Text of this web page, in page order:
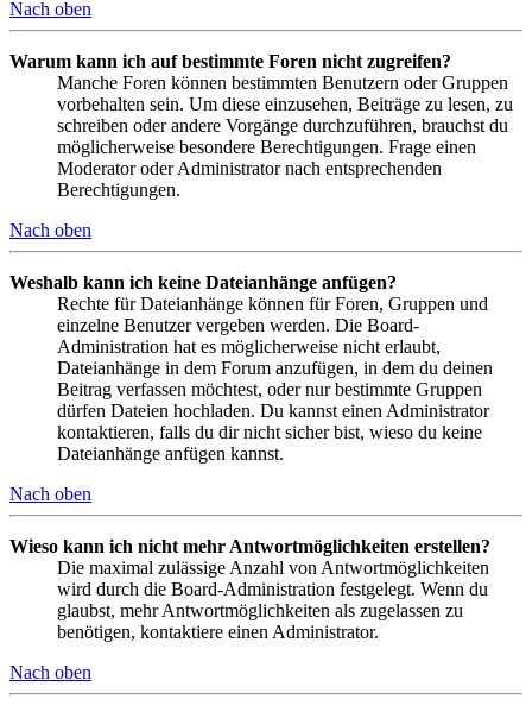
Nach oben
Warum kann ich auf bestimmte Foren nicht zugreifen?
Manche Foren können bestimmten Benutzern oder Gruppen
vorbehalten sein. Um diese einzusehen, Beiträge zu lesen, zu
schreiben oder andere Vorgänge durchzuführen, brauchst du
möglicherweise besondere Berechtigungen. Frage einen
Moderator oder Administrator nach entsprechenden
Berechtigungen.
Nach oben
Weshalb kann ich keine Dateianhänge anfügen?
Rechte für Dateianhänge können für Foren, Gruppen und
einzelne Benutzer vergeben werden. Die Board-
Administration hat es möglicherweise nicht erlaubt,
Dateianhänge in dem Forum anzufügen, in dem du deinen
Beitrag verfassen möchtest, oder nur bestimmte Gruppen
dürfen Dateien hochladen. Du kannst einen Administrator
kontaktieren, falls du dir nicht sicher bist, wieso du keine
Dateianhänge anfügen kannst.
Nach oben
Wieso kann ich nicht mehr Antwortmöglichkeiten erstellen?
Die maximal zulässige Anzahl von Antwortmöglichkeiten
wird durch die Board-Administration festgelegt. Wenn du
glaubst, mehr Antwortmöglichkeiten als zugelassen zu
benötigen, kontaktiere einen Administrator.
Nach oben